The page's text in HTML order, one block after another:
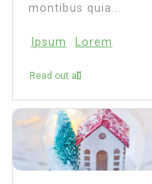
montibus quia...
Ipsum Lorem
Read out all